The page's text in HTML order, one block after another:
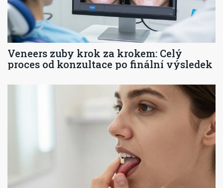
Veneers zuby krok za krokem: Celý
proces od konzultace po finální výsledek